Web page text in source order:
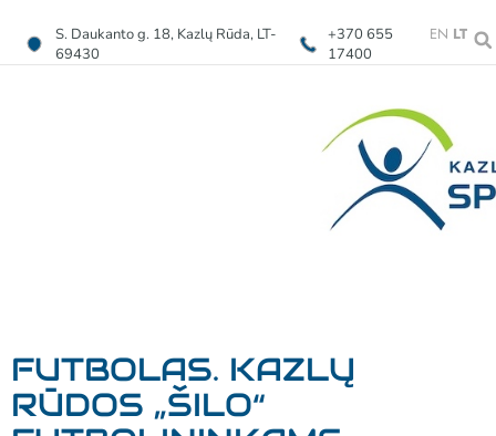
S. Daukanto g. 18, Kazlų Rūda, LT-
69430
+370 655
17400
EN LT
FUTBOLAS. KAZLŲ
RŪDOS „ŠILO“